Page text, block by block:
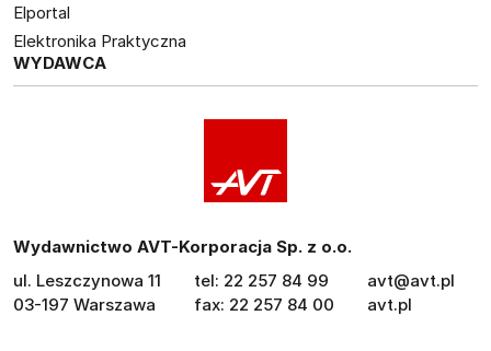
Elportal
Elektronika Praktyczna
WYDAWCA
Wydawnictwo AVT-Korporacja Sp. z o.o.
ul. Leszczynowa 11
03-197 Warszawa
tel: 22 257 84 99
fax: 22 257 84 00
avt@avt.pl
avt.pl